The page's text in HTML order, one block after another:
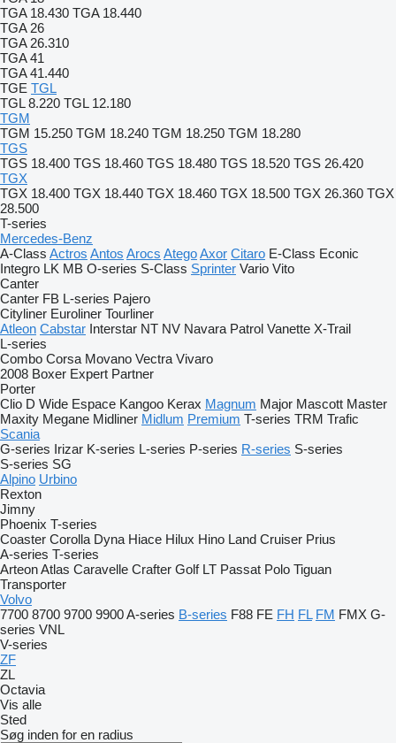
TGA 18.430 TGA 18.440
TGA 26
TGA 26.310
TGA 41
TGA 41.440
TGE TGL
TGL 8.220 TGL 12.180
TGM
TGM 15.250 TGM 18.240 TGM 18.250 TGM 18.280
TGS
TGS 18.400 TGS 18.460 TGS 18.480 TGS 18.520 TGS 26.420
TGX
TGX 18.400 TGX 18.440 TGX 18.460 TGX 18.500 TGX 26.360 TGX
28.500
T-series
Mercedes-Benz
A-Class Actros Antos Arocs AtegoAxor Citaro E-Class Econic
Integro LK MB O-series S-Class Sprinter Vario Vito
Canter
Canter FB L-series Pajero
Cityliner Euroliner Tourliner
Atleon Cabstar Interstar NT NV Navara Patrol Vanette X-Trail
L-series
Combo Corsa Movano Vectra Vivaro
2008 Boxer Expert Partner
Porter
Clio D Wide Espace Kangoo Kerax Magnum Major Mascott Master
Maxity Megane Midliner Midlum Premium T-series TRM Trafic
Scania
G-series Irizar K-series L-series P-series R-series S-series
S-series SG
Alpino Urbino
Rexton
Jimny
Phoenix T-series
Coaster Corolla Dyna Hiace Hilux Hino Land Cruiser Prius
A-series T-series
ArteonAtlas Caravelle Crafter Golf LT Passat Polo Tiguan
Transporter
Volvo
7700 8700 9700 9900A-series B-series F88 FE FH FL FM FMX G-
series VNL
V-series
ZF
ZL
Octavia
Vis alle
Sted
Søg inden for en radius